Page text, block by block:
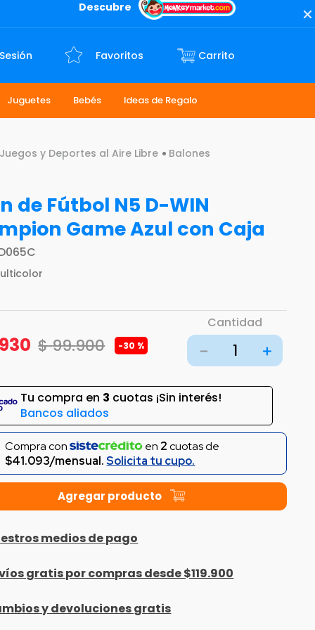
Descubre
Favoritos
Juguetes Bebés Ideas de Regalo
Juegos y Deportes al Aire Libre Balones
de Fútbol N5 D-WIN
Game Azul con Caja
$99.900 -30 %
Cantidad
＋
－
Tu compra en 3 cuotas ¡Sin interés!
Bancos aliados
Compra con en 2cuotas de
$41.093/mensual.Solicita tu cupo.
medios de pago
gratis por compras desde $119.900
y devoluciones gratis